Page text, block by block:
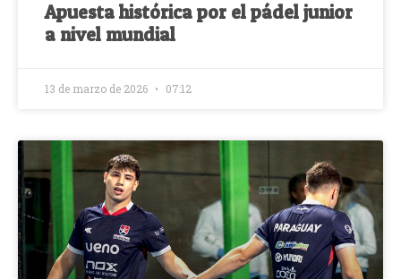
Apuesta histórica por el pádel junior
a nivel mundial
13 de marzo de 2026 07:12